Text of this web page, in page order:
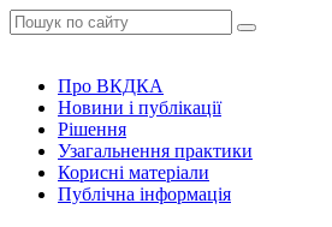
Про ВКДКА
Новини і публікації
Рішення
Узагальнення практики
Корисні матеріали
Публічна інформація